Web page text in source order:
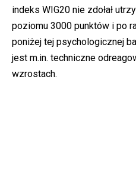
indeks WIG20 nie zdołał
poziomu 3000 punktów i po
poniżej tej psychologicznej
jest m.in. techniczne
wzrostach.